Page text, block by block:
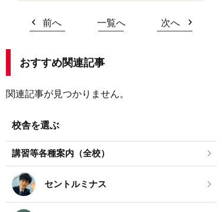
前へ 一覧へ 次へ
おすすめ関連記事
関連記事が見つかりません。
校舎を選ぶ
講習等各種案内（全校）
セントルミナス